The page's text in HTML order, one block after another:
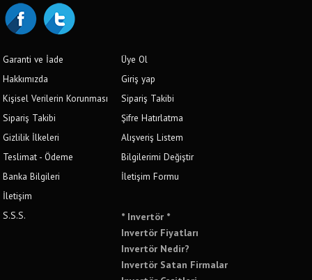
Garanti ve İade
Hakkımızda
Kişisel Verilerin Korunması
Sipariş Takibi
Gizlilik İlkeleri
Teslimat - Ödeme
Banka Bilgileri
İletişim
S.S.S.
Üye Ol
Giriş yap
Sipariş Takibi
Şifre Hatırlatma
Alışveriş Listem
Bilgilerimi Değiştir
İletişim Formu
* Invertör *
Invertör Fiyatları
Invertör Nedir?
Invertör Satan Firmalar